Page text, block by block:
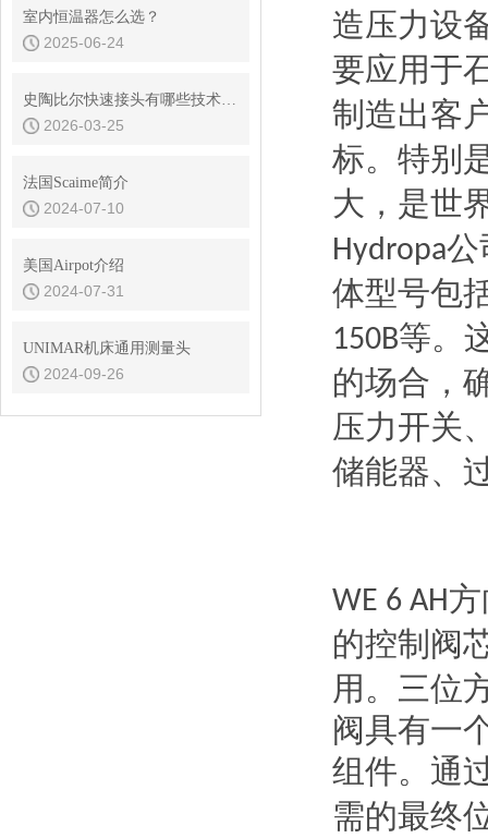
室内恒温器怎么选？
2025-06-24
史陶比尔快速接头有哪些技术优势？
2026-03-25
法国Scaime简介
2024-07-10
美国Airpot介绍
2024-07-31
UNIMAR机床通用测量头
2024-09-26
造压力设
要应用于
制造出客
标。 特别
大， 是世
Hydropa公
体型号包
150B等。
的场合，
压力开关
储能器、
WE 6 AH
的控制阀
用。三位
阀具有一
组件。通
需的最终